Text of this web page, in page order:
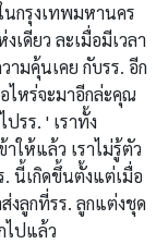
นกรุงเทพมหานคร
เดียว ละเมื่อมีเวลา
ามคุ้นเคย กับรร. อีก
ไหร่จะมาอีกล่ะคุณ
รร. ' เราทั้ง
ให้แล้ว เราไม่รู้ตัว
นี้เกิดขึ้นตั้งแต่เมื่อ
งลูกที่รร. ลูกแต่งชุด
ไปแล้ว